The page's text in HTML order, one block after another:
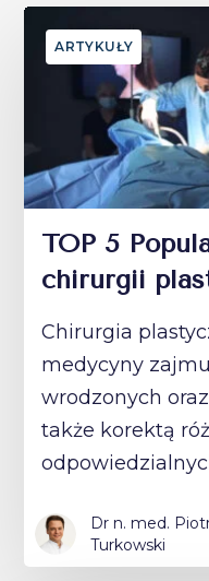
ARTYKUŁY
TOP 5
chirurgii
Chirurgia
medycyny
wrodzonych
także korektą
Dr n. med.
Turkowski